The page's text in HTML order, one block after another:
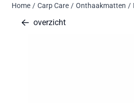
Home / Carp Care / Onthaakmatten /
overzicht